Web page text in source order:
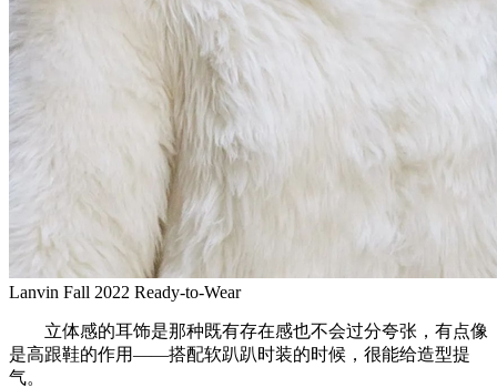
Lanvin Fall 2022 Ready-to-Wear
立体感的耳饰是那种既有存在感也不会过分夸张，有点像
是高跟鞋的作用——搭配软趴趴时装的时候，很能给造型提
气。